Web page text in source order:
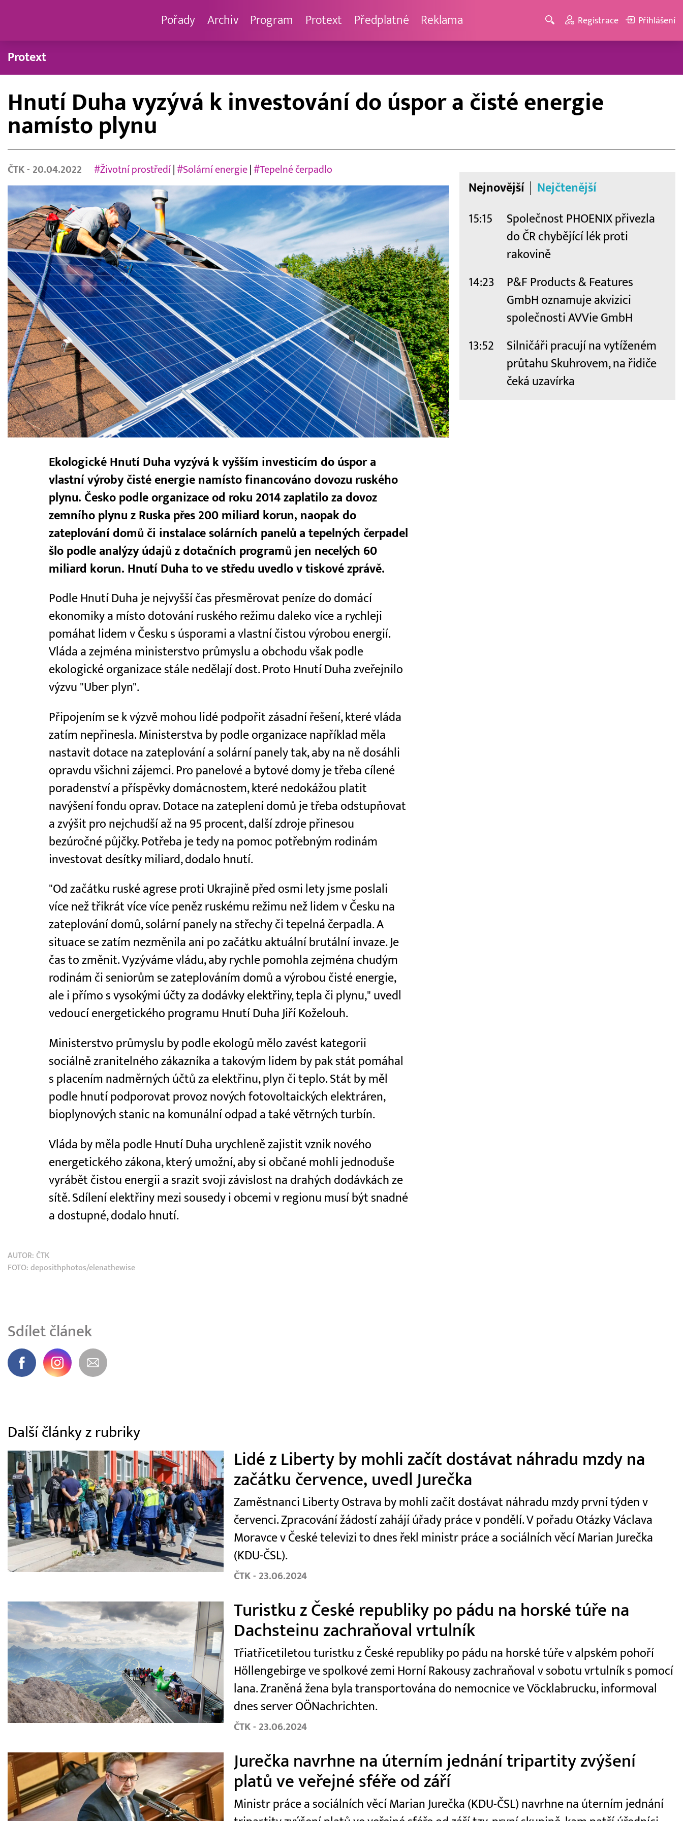
Pořady Archiv Program Protext Předplatné Reklama Registrace Přihlášení
Protext
Hnutí Duha vyzývá k investování do úspor a čisté energie
namísto plynu
ČTK - 20.04.2022 #Životní prostředí| #Solární energie| #Tepelné čerpadlo
Ekologické Hnutí Duha vyzývá k vyšším investicím do úspor a
vlastní výroby čisté energie namísto financováno dovozu ruského
plynu. Česko podle organizace od roku 2014 zaplatilo za dovoz
zemního plynu z Ruska přes 200 miliard korun, naopak do
zateplování domů či instalace solárních panelů a tepelných čerpadel
šlo podle analýzy údajů z dotačních programů jen necelých 60
miliard korun. Hnutí Duha to ve středu uvedlo v tiskové zprávě.
Podle Hnutí Duha je nejvyšší čas přesměrovat peníze do domácí
ekonomiky a místo dotování ruského režimu daleko více a rychleji
pomáhat lidem v Česku s úsporami a vlastní čistou výrobou energií.
Vláda a zejména ministerstvo průmyslu a obchodu však podle
ekologické organizace stále nedělají dost. Proto Hnutí Duha zveřejnilo
výzvu "Uber plyn".
Připojením se k výzvě mohou lidé podpořit zásadní řešení, které vláda
zatím nepřinesla. Ministerstva by podle organizace například měla
nastavit dotace na zateplování a solární panely tak, aby na ně dosáhli
opravdu všichni zájemci. Pro panelové a bytové domy je třeba cílené
poradenství a příspěvky domácnostem, které nedokážou platit
navýšení fondu oprav. Dotace na zateplení domů je třeba odstupňovat
a zvýšit pro nejchudší až na 95 procent, další zdroje přinesou
bezúročné půjčky. Potřeba je tedy na pomoc potřebným rodinám
investovat desítky miliard, dodalo hnutí.
"Od začátku ruské agrese proti Ukrajině před osmi lety jsme poslali
více než třikrát více více peněz ruskému režimu než lidem v Česku na
zateplování domů, solární panely na střechy či tepelná čerpadla. A
situace se zatím nezměnila ani po začátku aktuální brutální invaze. Je
čas to změnit. Vyzýváme vládu, aby rychle pomohla zejména chudým
rodinám či seniorům se zateplováním domů a výrobou čisté energie,
ale i přímo s vysokými účty za dodávky elektřiny, tepla či plynu," uvedl
vedoucí energetického programu Hnutí Duha Jiří Koželouh.
Ministerstvo průmyslu by podle ekologů mělo zavést kategorii
sociálně zranitelného zákazníka a takovým lidem by pak stát pomáhal
s placením nadměrných účtů za elektřinu, plyn či teplo. Stát by měl
podle hnutí podporovat provoz nových fotovoltaických elektráren,
bioplynových stanic na komunální odpad a také větrných turbín.
Vláda by měla podle Hnutí Duha urychleně zajistit vznik nového
energetického zákona, který umožní, aby si občané mohli jednoduše
vyrábět čistou energii a srazit svoji závislost na drahých dodávkách ze
sítě. Sdílení elektřiny mezi sousedy i obcemi v regionu musí být snadné
a dostupné, dodalo hnutí.
AUTOR: ČTK
FOTO: deposithphotos/elenathewise
Sdílet článek
Nejnovější Nejčtenější
15:15
Společnost PHOENIX přivezla
do ČR chybějící lék proti
rakovině
14:23
P&F Products & Features
GmbH oznamuje akvizici
společnosti AVVie GmbH
13:52
Silničáři pracují na vytíženém
průtahu Skuhrovem, na řidiče
čeká uzavírka
Další články z rubriky
Lidé z Liberty by mohli začít dostávat náhradu mzdy na
začátku července, uvedl Jurečka
Zaměstnanci Liberty Ostrava by mohli začít dostávat náhradu mzdy první týden v
červenci. Zpracování žádostí zahájí úřady práce v pondělí. V pořadu Otázky Václava
Moravce v České televizi to dnes řekl ministr práce a sociálních věcí Marian Jurečka
(KDU-ČSL).
ČTK - 23.06.2024
Turistku z České republiky po pádu na horské túře na
Dachsteinu zachraňoval vrtulník
Třiatřicetiletou turistku z České republiky po pádu na horské túře v alpském pohoří
Höllengebirge ve spolkové zemi Horní Rakousy zachraňoval v sobotu vrtulník s pomocí
lana. Zraněná žena byla transportována do nemocnice ve Vöcklabrucku, informoval
dnes server OÖNachrichten.
ČTK - 23.06.2024
Jurečka navrhne na úterním jednání tripartity zvýšení
platů ve veřejné sféře od září
Ministr práce a sociálních věcí Marian Jurečka (KDU-ČSL) navrhne na úterním jednání